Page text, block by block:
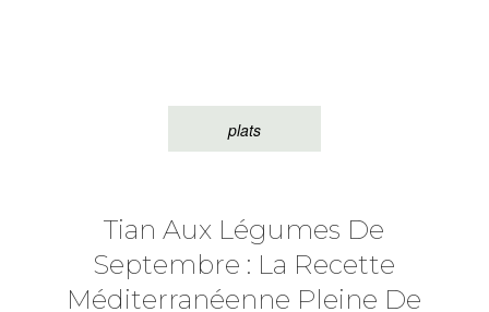
plats
Tian Aux Légumes De
Septembre : La Recette
Méditerranéenne Pleine De